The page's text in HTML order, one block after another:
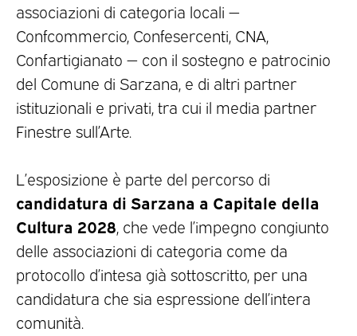
associazioni di categoria locali —
Confcommercio, Confesercenti, CNA,
Confartigianato — con il sostegno e patrocinio
del Comune di Sarzana, e di altri partner
istituzionali e privati, tra cui il media partner
Finestre sull’Arte.
L’esposizione è parte del percorso di
candidatura di Sarzana a Capitale della
Cultura 2028 , che vede l’impegno congiunto
delle associazioni di categoria come da
protocollo d’intesa già sottoscritto, per una
candidatura che sia espressione dell’intera
comunità.